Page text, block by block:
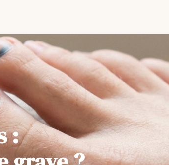
: